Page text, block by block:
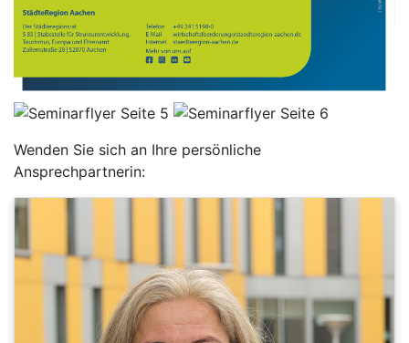
Wenden Sie sich an Ihre persönliche
Ansprechpartnerin: